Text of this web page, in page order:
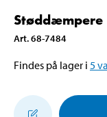
Støddæmpere
Art.68-7484
Findes på lager i 5